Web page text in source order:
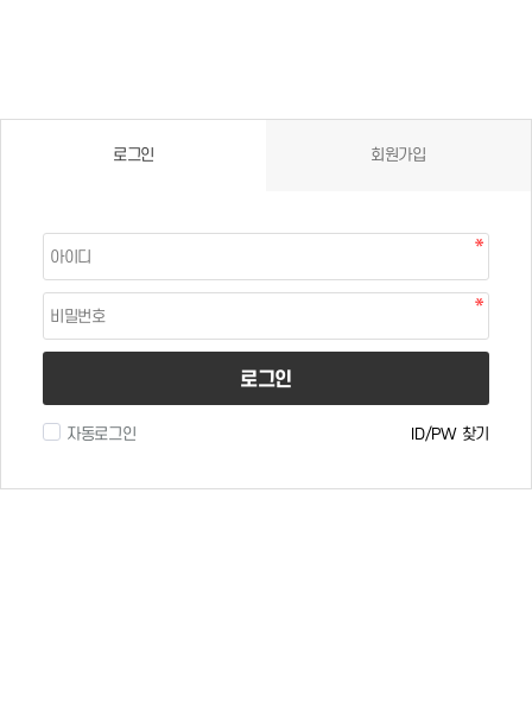
로그인 회원가입
로그인
자동로그인 ID/PW 찾기